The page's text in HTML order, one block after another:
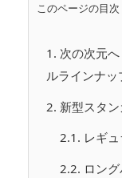
このページの目次
1. 次の次元
ルラインナッ
2. 新型スタ
2.1. レギ
2.2. ロン